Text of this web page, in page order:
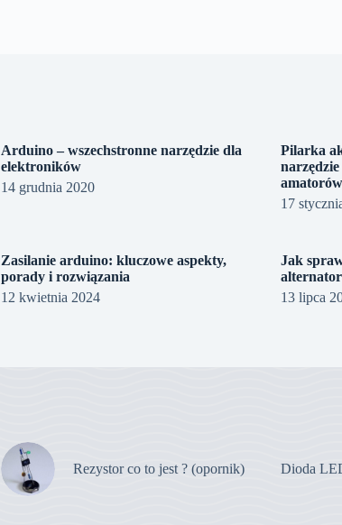
Arduino – wszechstronne narzędzie dla
elektroników
14 grudnia 2020
Pilarka
amatorów
17
Zasilanie arduino: kluczowe aspekty,
porady i rozwiązania
12 kwietnia 2024
Jak
13 lipca
Rezystor co to jest ? (opornik) Dioda